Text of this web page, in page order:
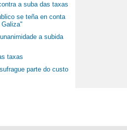
a suba das taxas
se teña en conta
a subida
taxas
parte do custo